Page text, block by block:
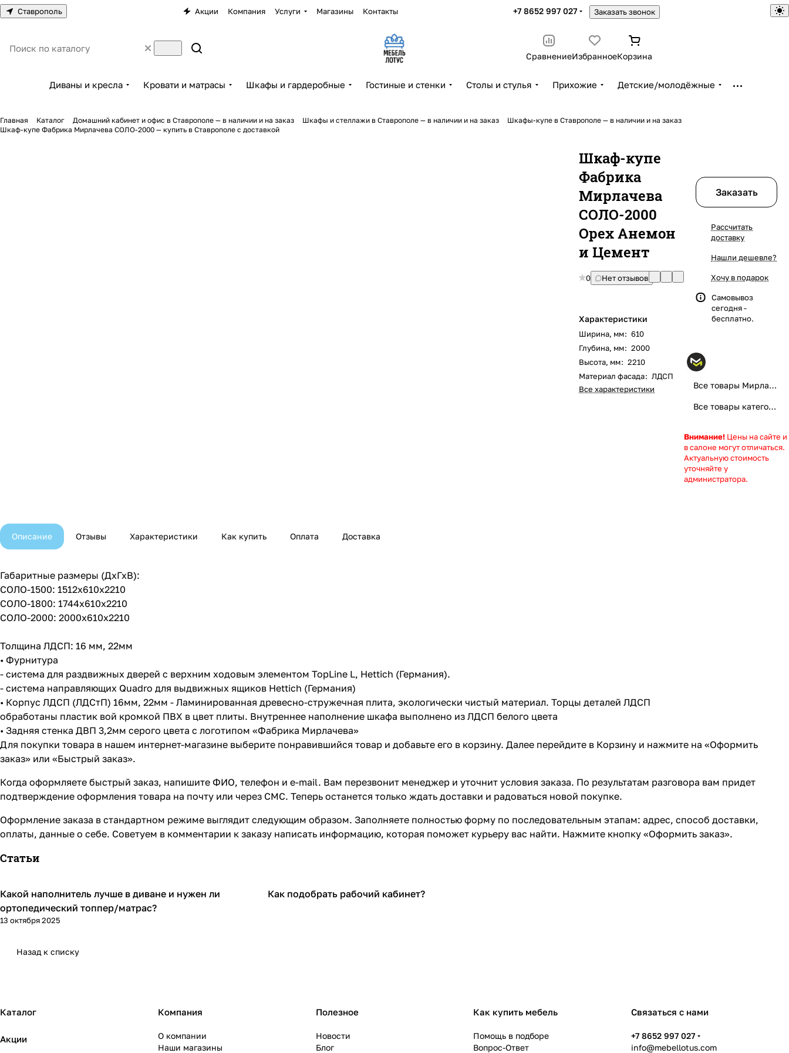
Ставрополь Акции Компания Услуги Магазины Контакты +7 8652 997 027 Заказать звонок
СравнениеИзбранноеКорзина
Диваны и кресла Кровати и матрасы Шкафы и гардеробные Гостиные и стенки Столы и стулья Прихожие Детские/молодёжные
Главная Каталог Домашний кабинет и офис в Ставрополе — в наличии и на заказ Шкафы и стеллажи в Ставрополе — в наличии и на заказ
Шкафы-купе в Ставрополе — в наличии и на заказ
Шкаф-купе Фабрика Мирлачева СОЛО-2000 — купить в Ставрополе с доставкой
Шкаф-купе
Фабрика
Мирлачева
СОЛО-2000
Орех Анемон
и Цемент
0 Нет отзывов
Характеристики
Ширина, мм: 610
Глубина, мм: 2000
Высота, мм: 2210
Материал фасада: ЛДСП
Все характеристики
Заказать
Рассчитать
доставку
Нашли дешевле?
Хочу в подарок
Самовывоз
сегодня -
бесплатно.
Все товары Мирлачев мебель
Все товары категории
Внимание! Цены на сайте и
в салоне могут отличаться.
Актуальную стоимость
уточняйте у
администратора.
Описание Отзывы Характеристики Как купить Оплата Доставка
Габаритные размеры (ДхГхВ):
СОЛО-1500: 1512х610х2210
СОЛО-1800: 1744х610х2210
СОЛО-2000: 2000х610х2210
Толщина ЛДСП: 16 мм, 22мм
• Фурнитура
- система для раздвижных дверей с верхним ходовым элементом TopLine L, Hettich (Германия).
- система направляющих Quadro для выдвижных ящиков Hettich (Германия)
• Корпус ЛДСП (ЛДСтП) 16мм, 22мм - Ламинированная древесно-стружечная плита, экологически чистый материал. Торцы деталей ЛДСП
обработаны пластик вой кромкой ПВХ в цвет плиты. Внутреннее наполнение шкафа выполнено из ЛДСП белого цвета
• Задняя стенка ДВП 3,2мм серого цвета с логотипом «Фабрика Мирлачева»
Для покупки товара в нашем интернет-магазине выберите понравившийся товар и добавьте его в корзину. Далее перейдите в Корзину и нажмите на «Оформить
заказ» или «Быстрый заказ».
Когда оформляете быстрый заказ, напишите ФИО, телефон и e-mail. Вам перезвонит менеджер и уточнит условия заказа. По результатам разговора вам придет
подтверждение оформления товара на почту или через СМС. Теперь останется только ждать доставки и радоваться новой покупке.
Оформление заказа в стандартном режиме выглядит следующим образом. Заполняете полностью форму по последовательным этапам: адрес, способ доставки,
оплаты, данные о себе. Советуем в комментарии к заказу написать информацию, которая поможет курьеру вас найти. Нажмите кнопку «Оформить заказ».
Статьи
Диваны и кресла
Какой наполнитель лучше в диване и нужен ли
ортопедический топпер/матрас?
13 октября 2025
Домашний офис
Как подобрать рабочий кабинет?
Назад к списку
Каталог
Акции
Компания
О компании
Наши магазины
Полезное
Новости
Блог
Как купить мебель
Помощь в подборе
Вопрос-Ответ
Связаться с нами
+7 8652 997 027
info@mebellotus.com